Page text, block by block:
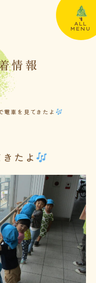
ALL
MENU
情報
車を見てきたよ
たよ